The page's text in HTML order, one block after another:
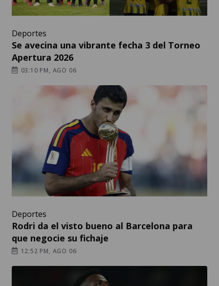
Deportes
Se avecina una vibrante fecha 3 del Torneo
Apertura 2026
03:10 PM, AGO 06
Deportes
Rodri da el visto bueno al Barcelona para
que negocie su fichaje
12:52 PM, AGO 06